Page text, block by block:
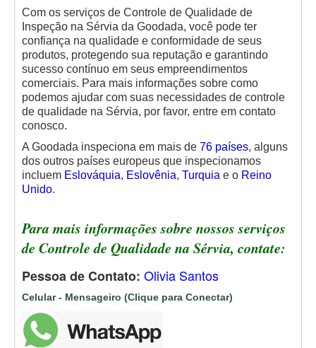
Com os serviços de Controle de Qualidade de
Inspeção na Sérvia da Goodada, você pode ter
confiança na qualidade e conformidade de seus
produtos, protegendo sua reputação e garantindo
sucesso contínuo em seus empreendimentos
comerciais. Para mais informações sobre como
podemos ajudar com suas necessidades de controle
de qualidade na Sérvia, por favor, entre em contato
conosco.
A Goodada inspeciona em mais de 76 países, alguns
dos outros países europeus que inspecionamos
incluem Eslováquia, Eslovênia, Turquia e o Reino
Unido.
Para mais informações sobre nossos serviços
de Controle de Qualidade na Sérvia, contate:
Pessoa de Contato: Olivia Santos
Celular - Mensageiro (Clique para Conectar)